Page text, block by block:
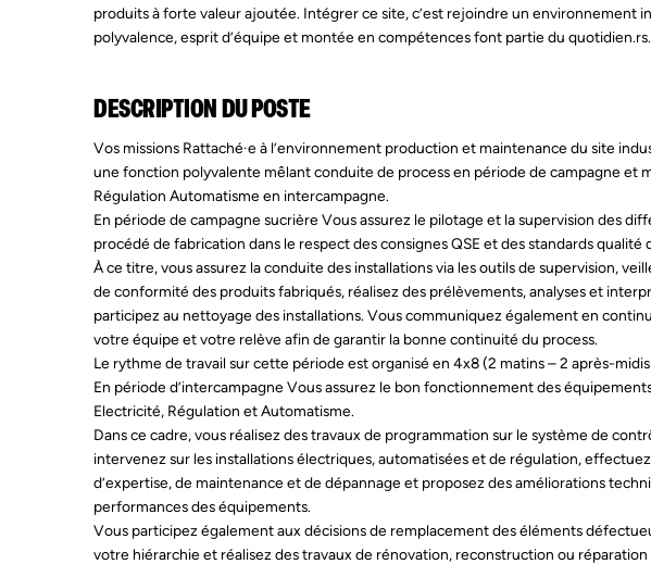
produits à forte valeur ajoutée. Intégrer ce site, c’est rejoindre un environnement
polyvalence, esprit d’équipe et montée en compétences font partie du quotidien.rs.
DESCRIPTION DU POSTE
Vos missions Rattaché·e à l’environnement production et maintenance du site
une fonction polyvalente mêlant conduite de process en période de campagne et
Régulation Automatisme en intercampagne.
En période de campagne sucrière Vous assurez le pilotage et la supervision des
procédé de fabrication dans le respect des consignes QSE et des standards qualité
À ce titre, vous assurez la conduite des installations via les outils de supervision,
de conformité des produits fabriqués, réalisez des prélèvements, analyses et
participez au nettoyage des installations. Vous communiquez également en
votre équipe et votre relève afin de garantir la bonne continuité du process.
Le rythme de travail sur cette période est organisé en 4x8 (2 matins – 2 après-
En période d’intercampagne Vous assurez le bon fonctionnement des
Electricité, Régulation et Automatisme.
Dans ce cadre, vous réalisez des travaux de programmation sur le système de
intervenez sur les installations électriques, automatisées et de régulation,
d’expertise, de maintenance et de dépannage et proposez des améliorations
performances des équipements.
Vous participez également aux décisions de remplacement des éléments
votre hiérarchie et réalisez des travaux de rénovation, reconstruction ou